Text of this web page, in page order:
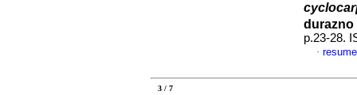
durazno
p.23-28.
·
3 / 7